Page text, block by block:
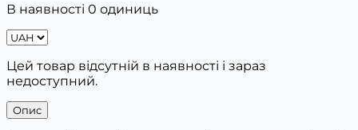
В наявності 0 одиниць
Цей товар відсутній в наявності і зараз
недоступний.
Опис